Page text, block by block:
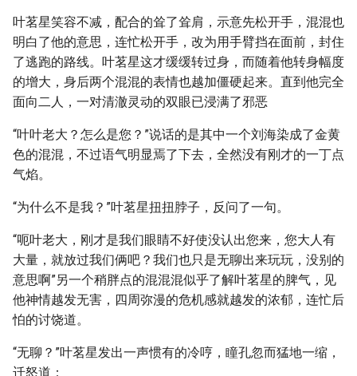
叶茗星笑容不减，配合的耸了耸肩，示意先松开手，混混也
明白了他的意思，连忙松开手，改为用手臂挡在面前，封住
了逃跑的路线。叶茗星这才缓缓转过身，而随着他转身幅度
的增大，身后两个混混的表情也越加僵硬起来。直到他完全
面向二人，一对清澈灵动的双眼已浸满了邪恶
“叶叶老大？怎么是您？”说话的是其中一个刘海染成了金黄
色的混混，不过语气明显焉了下去，全然没有刚才的一丁点
气焰。
“为什么不是我？”叶茗星扭扭脖子，反问了一句。
“呃叶老大，刚才是我们眼睛不好使没认出您来，您大人有
大量，就放过我们俩吧？我们也只是无聊出来玩玩，没别的
意思啊”另一个稍胖点的混混混似乎了解叶茗星的脾气，见
他神情越发无害，四周弥漫的危机感就越发的浓郁，连忙后
怕的讨饶道。
“无聊？”叶茗星发出一声惯有的冷哼，瞳孔忽而猛地一缩，
迁怒道：